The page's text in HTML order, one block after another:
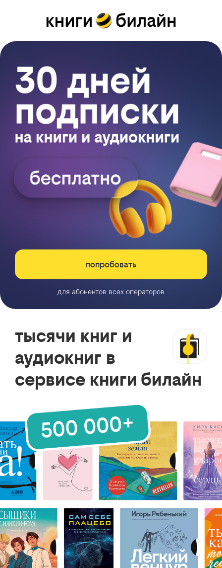
попробовать
для абонентов всех операторов
тысячи книг и
аудиокниг в
сервисе книги билайн